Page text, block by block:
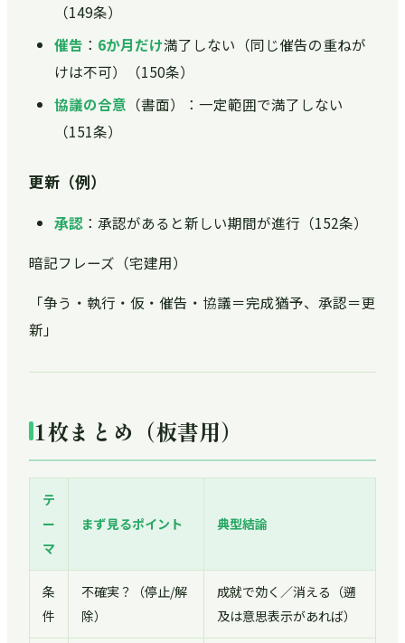
（149条）
催告 ： 6か月だけ満了しない（同じ催告の重ねが
けは不可）（150条）
協議の合意 （書面）：一定範囲で満了しない
（151条）
更新（例）
承認 ：承認があると新しい期間が進行（152条）
暗記フレーズ（宅建用）
「争う・執行・仮・催告・協議＝完成猶予、承認＝更
新」
1枚まとめ（板書用）
テ
ー
マ
まず見るポイント 典型結論
条
件
不確実？（停止/解
除）
成就で効く／消える（遡
及は意思表示があれば）